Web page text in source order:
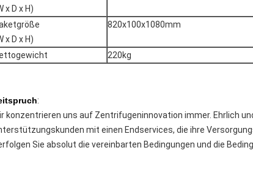
x D x H)
x D x H)
820x100x1080mm
220kg
:
konzentrieren uns auf Zentrifugeninnovation immer. Ehrlich
mit einen Endservices, die ihre
Sie absolut die vereinbarten Bedingungen und die